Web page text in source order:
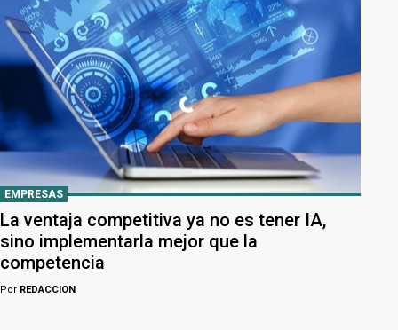
EMPRESAS
La ventaja competitiva ya no es tener IA,
sino implementarla mejor que la
competencia
Por REDACCION